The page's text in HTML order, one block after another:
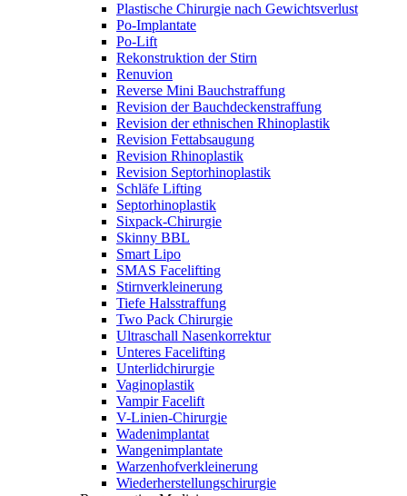
Plastische Chirurgie nach Gewichtsverlust
Po-Implantate
Po-Lift
Rekonstruktion der Stirn
Renuvion
Reverse Mini Bauchstraffung
Revision der Bauchdeckenstraffung
Revision der ethnischen Rhinoplastik
Revision Fettabsaugung
Revision Rhinoplastik
Revision Septorhinoplastik
Schläfe Lifting
Septorhinoplastik
Sixpack-Chirurgie
Skinny BBL
Smart Lipo
SMAS Facelifting
Stirnverkleinerung
Tiefe Halsstraffung
Two Pack Chirurgie
Ultraschall Nasenkorrektur
Unteres Facelifting
Unterlidchirurgie
Vaginoplastik
Vampir Facelift
V-Linien-Chirurgie
Wadenimplantat
Wangenimplantate
Warzenhofverkleinerung
Wiederherstellungschirurgie